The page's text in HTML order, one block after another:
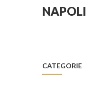
NAPOLI
CATEGORIE